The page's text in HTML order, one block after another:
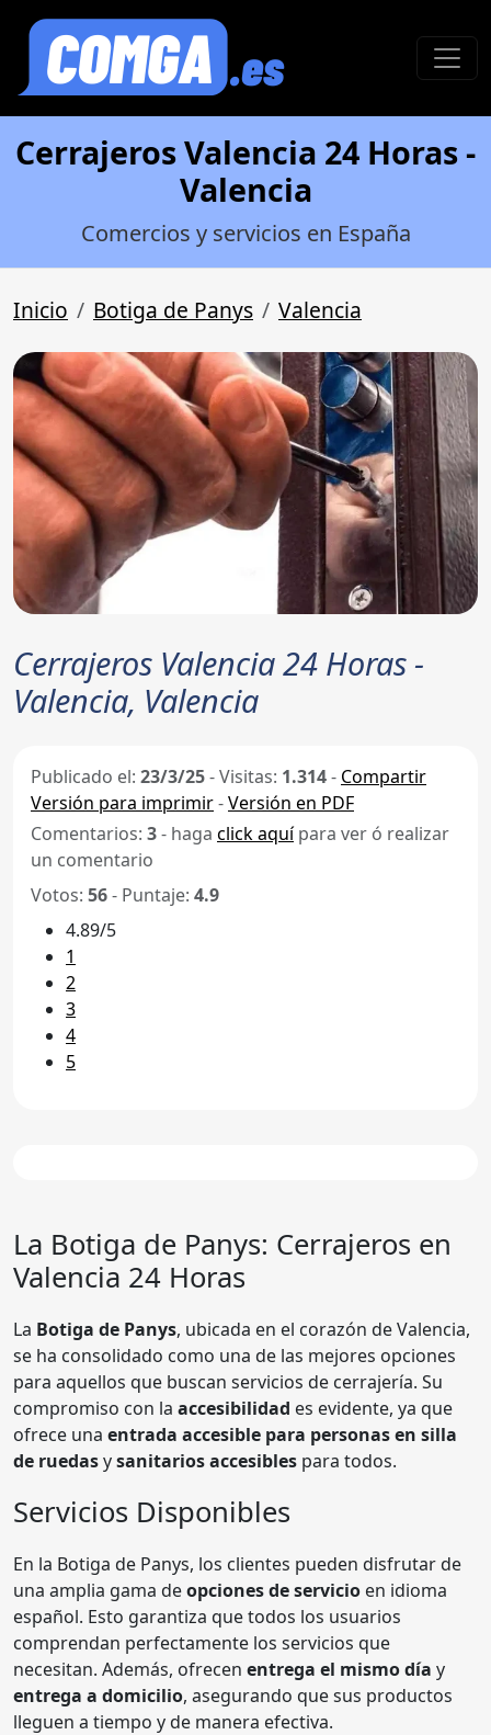
Cerrajeros Valencia 24 Horas -
Valencia
Comercios y servicios en España
Inicio Botiga de Panys Valencia
Cerrajeros Valencia 24 Horas -
Valencia, Valencia
Publicado el: 23/3/25-Visitas: 1.314- Compartir
Versión para imprimir-Versión en PDF
Comentarios: 3- haga click aquípara ver ó realizar
un comentario
Votos: 56- Puntaje: 4.9
4.89/5
1
2
3
4
5
La Botiga de Panys: Cerrajeros en
Valencia 24 Horas
La Botiga de Panys, ubicada en el corazón de Valencia,
se ha consolidado como una de las mejores opciones
para aquellos que buscan servicios de cerrajería. Su
compromiso con la accesibilidad es evidente, ya que
ofrece una entrada accesible para personas en silla
de ruedasysanitarios accesibles para todos.
Servicios Disponibles
En la Botiga de Panys, los clientes pueden disfrutar de
una amplia gama deopciones de servicio en idioma
español. Esto garantiza que todos los usuarios
comprendan perfectamente los servicios que
necesitan. Además, ofrecen entrega el mismo día y
entrega a domicilio, asegurando que sus productos
lleguen a tiempo y de manera efectiva.